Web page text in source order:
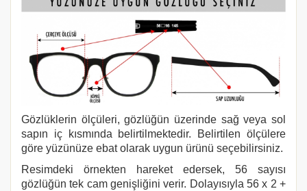
Gözlüklerin ölçüleri, gözlüğün üzerinde sağ veya sol
sapın iç kısmında belirtilmektedir. Belirtilen ölçülere
göre yüzünüze ebat olarak uygun ürünü seçebilirsiniz.
Resimdeki örnekten hareket edersek, 56 sayısı
gözlüğün tek cam genişliğini verir. Dolayısıyla 56 x 2 +